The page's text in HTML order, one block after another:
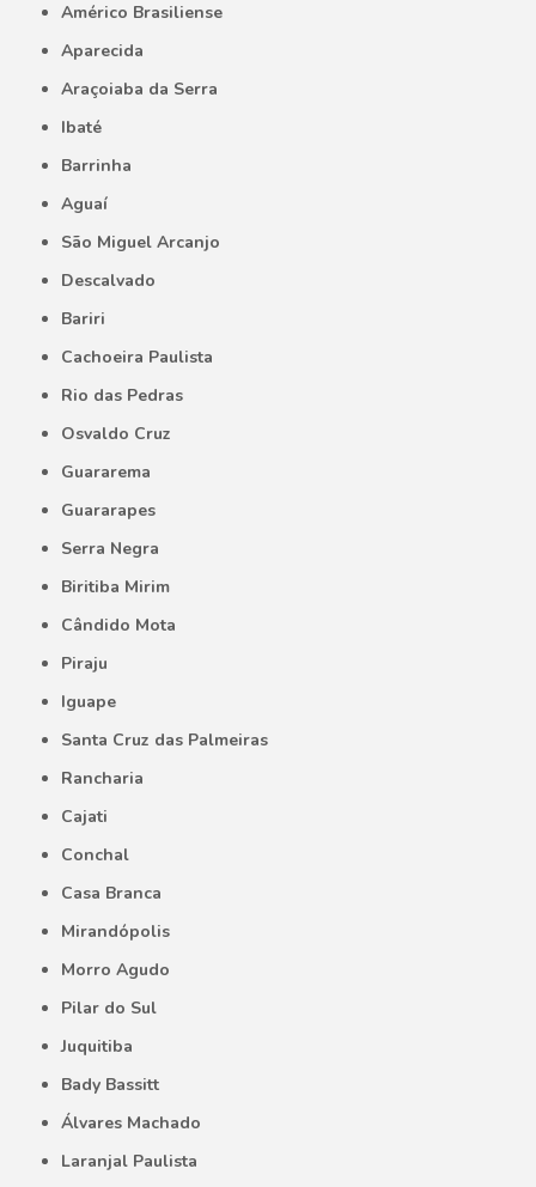
Américo Brasiliense
Aparecida
Araçoiaba da Serra
Ibaté
Barrinha
Aguaí
São Miguel Arcanjo
Descalvado
Bariri
Cachoeira Paulista
Rio das Pedras
Osvaldo Cruz
Guararema
Guararapes
Serra Negra
Biritiba Mirim
Cândido Mota
Piraju
Iguape
Santa Cruz das Palmeiras
Rancharia
Cajati
Conchal
Casa Branca
Mirandópolis
Morro Agudo
Pilar do Sul
Juquitiba
Bady Bassitt
Álvares Machado
Laranjal Paulista